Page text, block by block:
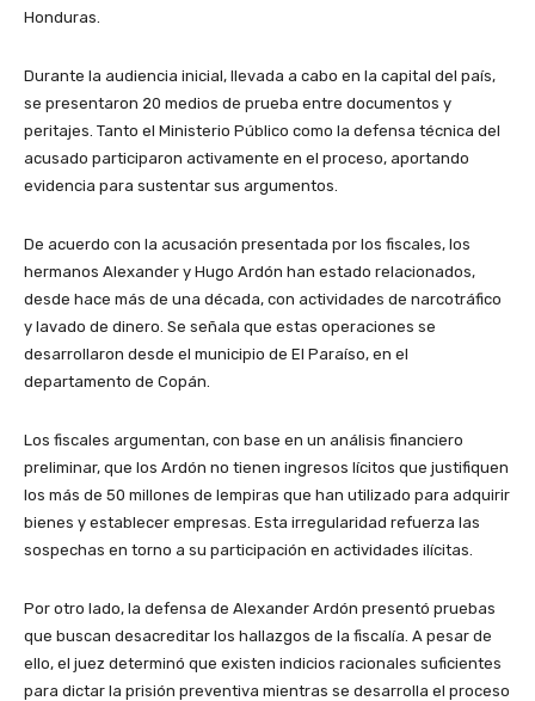
Honduras.
Durante la audiencia inicial, llevada a cabo en la capital del país,
se presentaron 20 medios de prueba entre documentos y
peritajes. Tanto el Ministerio Público como la defensa técnica del
acusado participaron activamente en el proceso, aportando
evidencia para sustentar sus argumentos.
De acuerdo con la acusación presentada por los fiscales, los
hermanos Alexander y Hugo Ardón han estado relacionados,
desde hace más de una década, con actividades de narcotráfico
y lavado de dinero. Se señala que estas operaciones se
desarrollaron desde el municipio de El Paraíso, en el
departamento de Copán.
Los fiscales argumentan, con base en un análisis financiero
preliminar, que los Ardón no tienen ingresos lícitos que justifiquen
los más de 50 millones de lempiras que han utilizado para adquirir
bienes y establecer empresas. Esta irregularidad refuerza las
sospechas en torno a su participación en actividades ilícitas.
Por otro lado, la defensa de Alexander Ardón presentó pruebas
que buscan desacreditar los hallazgos de la fiscalía. A pesar de
ello, el juez determinó que existen indicios racionales suficientes
para dictar la prisión preventiva mientras se desarrolla el proceso